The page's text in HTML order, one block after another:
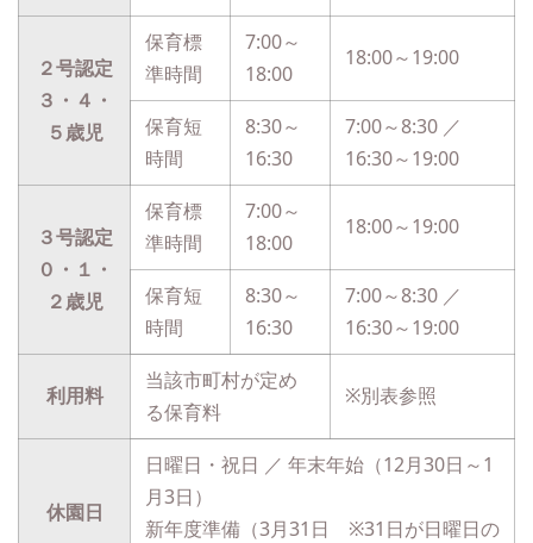
２号認定
３・４・
５歳児
保育標
準時間
7:00～
18:00
18:00～19:00
保育短
時間
8:30～
16:30
7:00～8:30 ／
16:30～19:00
３号認定
０・１・
２歳児
保育標
準時間
7:00～
18:00
18:00～19:00
保育短
時間
8:30～
16:30
7:00～8:30 ／
16:30～19:00
利用料
当該市町村が定め
る保育料
※別表参照
休園日
日曜日・祝日 ／ 年末年始（12月30日～1
月3日）
新年度準備（3月31日 ※31日が日曜日の